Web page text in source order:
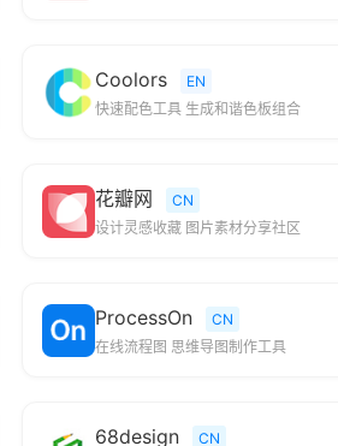
Coolors
EN
快速配色工具 生成和谐色板组合
花瓣网
CN
设计灵感收藏 图片素材分享社区
ProcessOn
CN
在线流程图 思维导图制作工具
68design CN